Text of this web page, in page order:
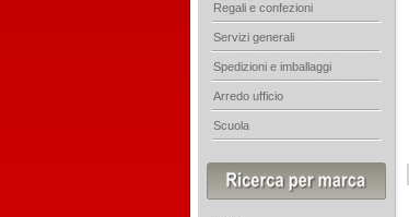
Regali e confezioni
Servizi generali
Spedizioni e imballaggi
Arredo ufficio
Scuola